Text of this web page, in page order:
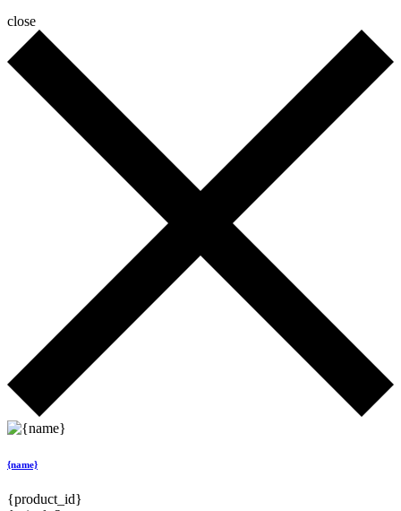
close
{name}
{product_id}